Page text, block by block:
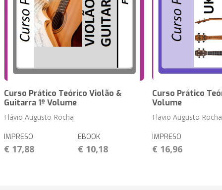
Curso Prático Teórico Violão &
Guitarra 1º Volume
Flávio Augusto Rocha
IMPRESO
€ 17,88
EBOOK
€ 10,18
Curso Prático
Volume
Flavio Augusto Rocha
IMPRESO
€ 16,96